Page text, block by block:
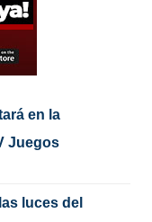
en la
Juegos
luces del